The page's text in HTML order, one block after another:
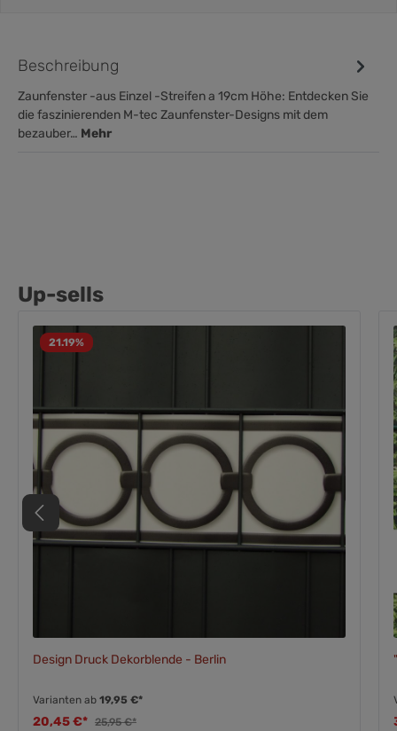
Beschreibung
Zaunfenster -aus Einzel -Streifen a 19cm Höhe: Entdecken Sie
die faszinierenden M-tec Zaunfenster-Designs mit dem
bezauber… Mehr
Up-sells
21.19%
Design Druck Dekorblende - Berlin
Varianten ab19,95 €*
20,45 €* 25,95 €*